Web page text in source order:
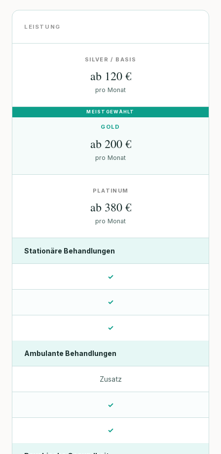
LEISTUNG
SILVER / BASIS
ab 120 €
pro Monat
GOLD
ab 200 €
pro Monat
PLATINUM
ab 380 €
pro Monat
Stationäre Behandlungen
✓
✓
✓
Ambulante Behandlungen
Zusatz
✓
✓